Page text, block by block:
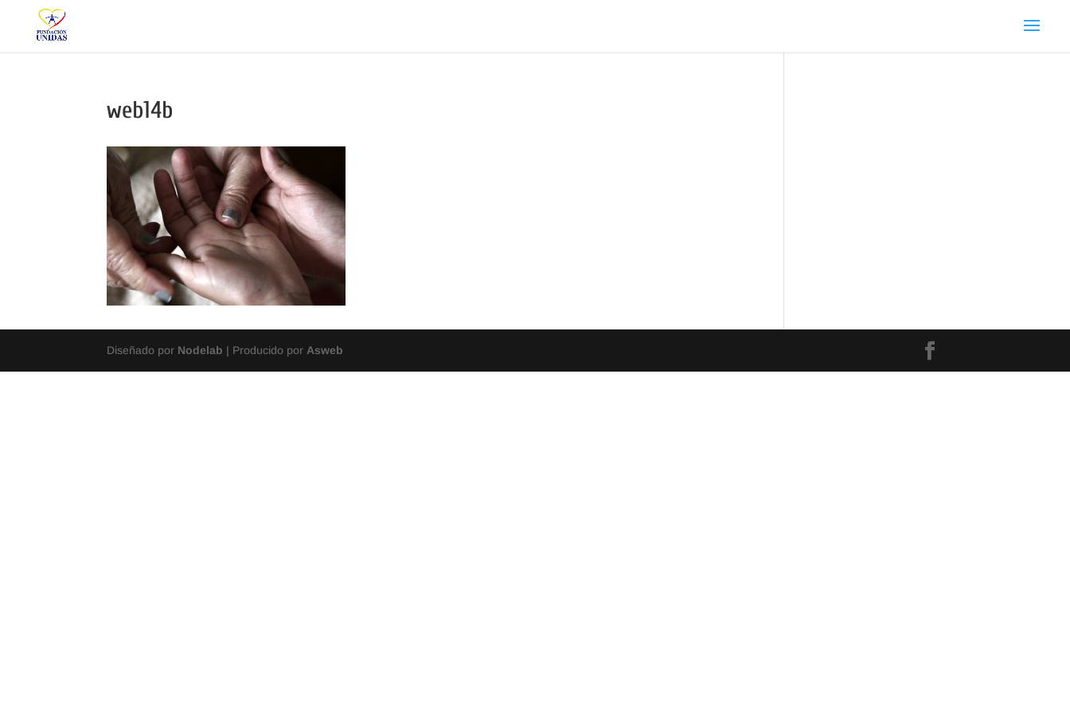
web14b
Diseñado por Nodelab | Producido por Asweb